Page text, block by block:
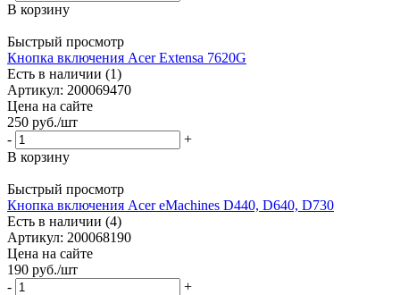
В корзину
Быстрый просмотр
Кнопка включения Acer Extensa 7620G
Есть в наличии (1)
Артикул: 200069470
Цена на сайте
250 руб./шт
-
+
В корзину
Быстрый просмотр
Кнопка включения Acer eMachines D440, D640, D730
Есть в наличии (4)
Артикул: 200068190
Цена на сайте
190 руб./шт
-
+